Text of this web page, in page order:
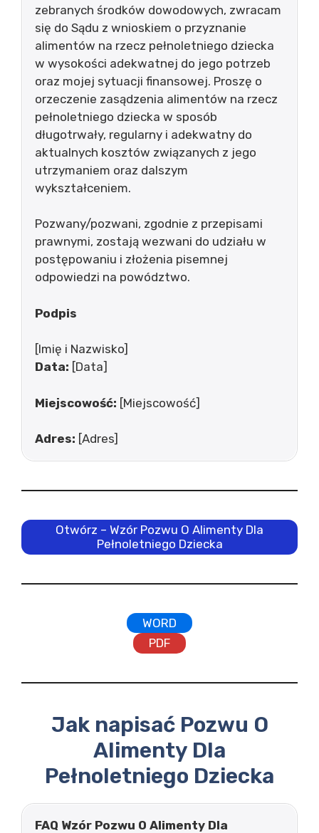
zebranych środków dowodowych, zwracam
się do Sądu z wnioskiem o przyznanie
alimentów na rzecz pełnoletniego dziecka
w wysokości adekwatnej do jego potrzeb
oraz mojej sytuacji finansowej. Proszę o
orzeczenie zasądzenia alimentów na rzecz
pełnoletniego dziecka w sposób
długotrwały, regularny i adekwatny do
aktualnych kosztów związanych z jego
utrzymaniem oraz dalszym
wykształceniem.
Pozwany/pozwani, zgodnie z przepisami
prawnymi, zostają wezwani do udziału w
postępowaniu i złożenia pisemnej
odpowiedzi na powództwo.
Podpis
[Imię i Nazwisko]
Data: [Data]
Miejscowość: [Miejscowość]
Adres: [Adres]
Otwórz – Wzór Pozwu O Alimenty Dla
Pełnoletniego Dziecka
WORD
PDF
Jak napisać Pozwu O
Alimenty Dla
Pełnoletniego Dziecka
FAQ Wzór Pozwu O Alimenty Dla